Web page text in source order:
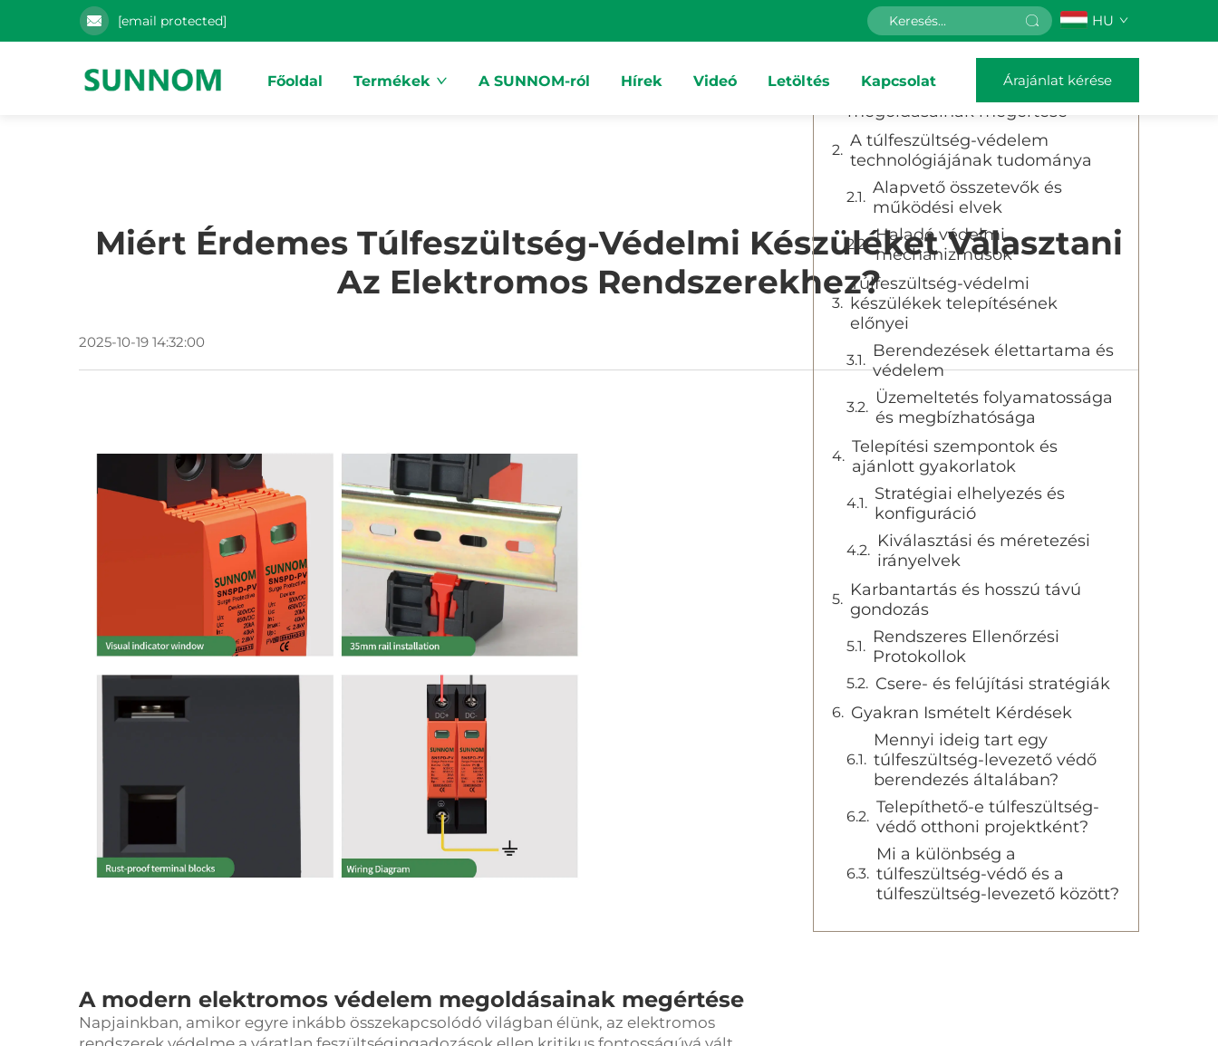
[email protected] HU
Főoldal Termékek A SUNNOM-ról Hírek Videó Letöltés Kapcsolat Árajánlat kérése
Miért Érdemes Túlfeszültség-Védelmi Készüléket Választani
Az Elektromos Rendszerekhez?
2025-10-19 14:32:00
A modern elektromos védelem megoldásainak megértése
Napjainkban, amikor egyre inkább összekapcsolódó világban élünk, az elektromos
Tartalomjegyzék
A modern elektromos védelem
megoldásainak megértése
A túlfeszültség-védelem
technológiájának tudománya
Alapvető összetevők és
működési elvek
Haladó védelmi
mechanizmusok
Túlfeszültség-védelmi
készülékek telepítésének
előnyei
Berendezések élettartama és
védelem
Üzemeltetés folyamatossága
és megbízhatósága
Telepítési szempontok és
ajánlott gyakorlatok
Stratégiai elhelyezés és
konfiguráció
Kiválasztási és méretezési
irányelvek
Karbantartás és hosszú távú
gondozás
Rendszeres Ellenőrzési
Protokollok
Csere- és felújítási stratégiák
Gyakran Ismételt Kérdések
Mennyi ideig tart egy
túlfeszültség-levezető védő
berendezés általában?
Telepíthető-e túlfeszültség-
védő otthoni projektként?
Mi a különbség a
túlfeszültség-védő és a
túlfeszültség-levezető között?